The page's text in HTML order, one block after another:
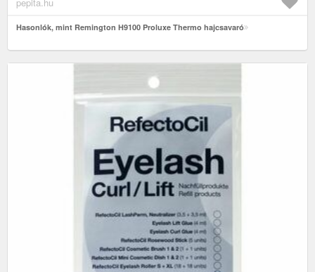
pepita.hu
Hasonlók, mint Remington H9100 Proluxe Thermo hajcsavaró